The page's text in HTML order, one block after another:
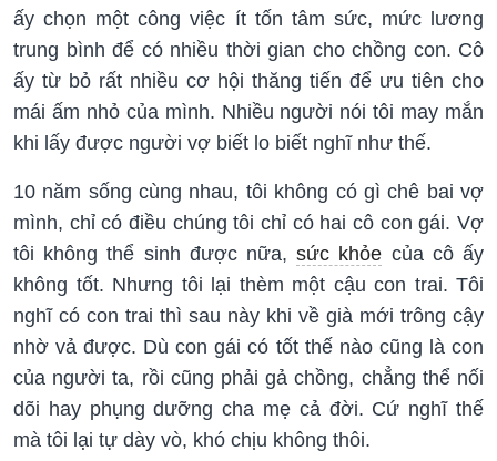
ấy chọn một công việc ít tốn tâm sức, mức lương
trung bình để có nhiều thời gian cho chồng con. Cô
ấy từ bỏ rất nhiều cơ hội thăng tiến để ưu tiên cho
mái ấm nhỏ của mình. Nhiều người nói tôi may mắn
khi lấy được người vợ biết lo biết nghĩ như thế.
10 năm sống cùng nhau, tôi không có gì chê bai vợ
mình, chỉ có điều chúng tôi chỉ có hai cô con gái. Vợ
tôi không thể sinh được nữa,sức khỏe của cô ấy
không tốt. Nhưng tôi lại thèm một cậu con trai. Tôi
nghĩ có con trai thì sau này khi về già mới trông cậy
nhờ vả được. Dù con gái có tốt thế nào cũng là con
của người ta, rồi cũng phải gả chồng, chẳng thể nối
dõi hay phụng dưỡng cha mẹ cả đời. Cứ nghĩ thế
mà tôi lại tự dày vò, khó chịu không thôi.